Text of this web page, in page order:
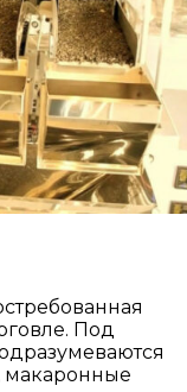
Под
макаронные